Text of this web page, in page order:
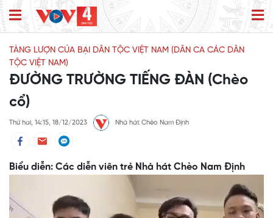
TÀNG LƯỢN CÚA BẠI DÂN TỘC VIỆT NAM (DÂN CA CÁC DÂN
TỘC VIỆT NAM)
ĐƯỜNG TRƯỜNG TIẾNG ĐÀN (Chèo
cổ)
Thứ hai, 14:15, 18/12/2023 Nhà hát Chèo Nam Định
Biểu diễn: Các diễn viên trẻ Nhà hát Chèo Nam Định